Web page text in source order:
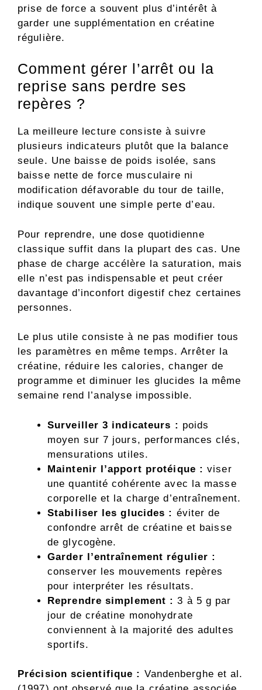
prise de force a souvent plus d’intérêt à
garder une supplémentation en créatine
régulière.
Comment gérer l’arrêt ou la
reprise sans perdre ses
repères ?
La meilleure lecture consiste à suivre
plusieurs indicateurs plutôt que la balance
seule. Une baisse de poids isolée, sans
baisse nette de force musculaire ni
modification défavorable du tour de taille,
indique souvent une simple perte d’eau.
Pour reprendre, une dose quotidienne
classique suffit dans la plupart des cas. Une
phase de charge accélère la saturation, mais
elle n’est pas indispensable et peut créer
davantage d’inconfort digestif chez certaines
personnes.
Le plus utile consiste à ne pas modifier tous
les paramètres en même temps. Arrêter la
créatine, réduire les calories, changer de
programme et diminuer les glucides la même
semaine rend l’analyse impossible.
Surveiller 3 indicateurs : poids
moyen sur 7 jours, performances clés,
mensurations utiles.
Maintenir l’apport protéique : viser
une quantité cohérente avec la masse
corporelle et la charge d’entraînement.
Stabiliser les glucides : éviter de
confondre arrêt de créatine et baisse
de glycogène.
Garder l’entraînement régulier :
conserver les mouvements repères
pour interpréter les résultats.
Reprendre simplement : 3 à 5 g par
jour de créatine monohydrate
conviennent à la majorité des adultes
sportifs.
Précision scientifique : Vandenberghe et al.